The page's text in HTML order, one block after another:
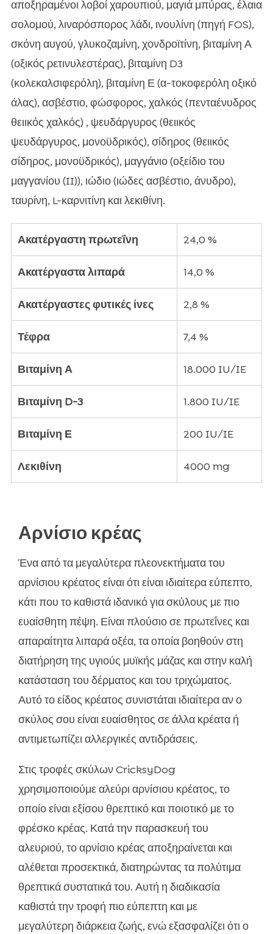
αποξηραμένοι λοβοί χαρουπιού, μαγιά μπύρας, έλαια
σολομού, λιναρόσπορος λάδι, ινουλίνη (πηγή FOS),
σκόνη αυγού, γλυκοζαμίνη, χονδροϊτίνη, βιταμίνη Α
(οξικός ρετινυλεστέρας), βιταμίνη D3
(κολεκαλσιφερόλη), βιταμίνη Ε (α-τοκοφερόλη οξικό
άλας), ασβέστιο, φώσφορος, χαλκός (πενταένυδρος
θειικός χαλκός) , ψευδάργυρος (θειικός
ψευδάργυρος, μονοϋδρικός), σίδηρος (θειικός
σίδηρος, μονοϋδρικός), μαγγάνιο (οξείδιο του
μαγγανίου (II)), ιώδιο (ιώδες ασβέστιο, άνυδρο),
ταυρίνη, L-καρνιτίνη και λεκιθίνη.
Ακατέργαστη πρωτεΐνη 24,0 %
Ακατέργαστα λιπαρά 14,0 %
Ακατέργαστες φυτικές ίνες 2,8 %
Τέφρα 7,4 %
Βιταμίνη Α 18.000 IU/IE
Βιταμίνη D-3 1.800 IU/IE
Βιταμίνη Ε 200 IU/IE
Λεκιθίνη 4000 mg
Αρνίσιο κρέας
Ένα από τα μεγαλύτερα πλεονεκτήματα του
αρνίσιου κρέατος είναι ότι είναι ιδιαίτερα εύπεπτο,
κάτι που το καθιστά ιδανικό για σκύλους με πιο
ευαίσθητη πέψη. Είναι πλούσιο σε πρωτεΐνες και
απαραίτητα λιπαρά οξέα, τα οποία βοηθούν στη
διατήρηση της υγιούς μυϊκής μάζας και στην καλή
κατάσταση του δέρματος και του τριχώματος.
Αυτό το είδος κρέατος συνιστάται ιδιαίτερα αν ο
σκύλος σου είναι ευαίσθητος σε άλλα κρέατα ή
αντιμετωπίζει αλλεργικές αντιδράσεις.
Στις τροφές σκύλων CricksyDog
χρησιμοποιούμε αλεύρι αρνίσιου κρέατος, το
οποίο είναι εξίσου θρεπτικό και ποιοτικό με το
φρέσκο κρέας. Κατά την παρασκευή του
αλευριού, το αρνίσιο κρέας αποξηραίνεται και
αλέθεται προσεκτικά, διατηρώντας τα πολύτιμα
θρεπτικά συστατικά του. Αυτή η διαδικασία
καθιστά την τροφή πιο εύπεπτη και με
μεγαλύτερη διάρκεια ζωής, ενώ εξασφαλίζει ότι ο